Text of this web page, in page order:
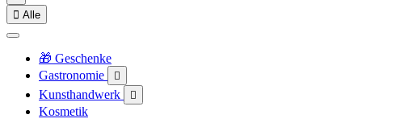
 Alle
🎁 Geschenke
Gastronomie

Kunsthandwerk 
Kosmetik